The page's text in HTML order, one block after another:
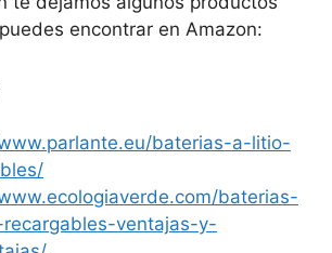
encontrar en Amazon:
baterias-a-litio-
baterias-
ventajas-y-